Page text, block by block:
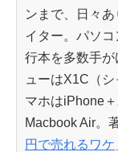
ンまで、日々
イター。パソ
行本を多数手
ューはX1C（
マホはiPhone
Macbook Air。
円で売れるワケ